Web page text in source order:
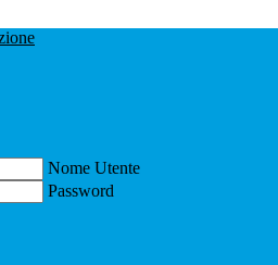
Nome Utente
Password